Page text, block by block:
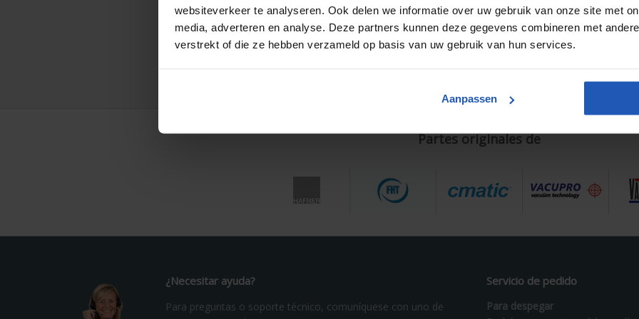
websiteverkeer te analyseren. Ook delen we informatie over uw gebruik van onze site met
media, adverteren en analyse. Deze partners kunnen deze gegevens combineren met
verstrekt of die ze hebben verzameld op basis van uw gebruik van hun services.
Aanpassen
Derechos de autor y propiedad intelectual
El propietario de los derechos de autor de este sitio web es
consentimiento a www.pneuparts.com para utilizar esta información. La
Partes originales de
¿Necesitar ayuda?
Para preguntas o soporte técnico, comuníquese con uno de
Servicio de pedido
Para despegar